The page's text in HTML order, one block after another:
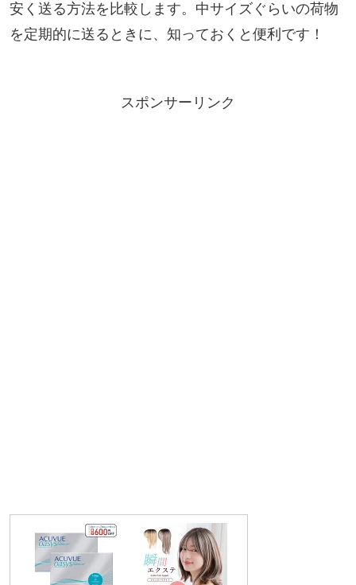
安く送る方法を比較します。中サイズぐらいの荷物
を定期的に送るときに、知っておくと便利です！
スポンサーリンク